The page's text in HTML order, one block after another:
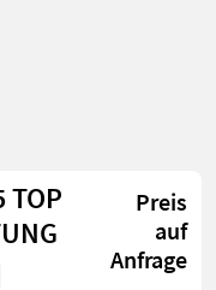
TOP
Preis
auf
Anfrage